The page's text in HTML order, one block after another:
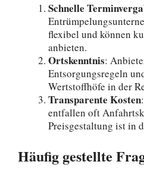
Schnelle
flexibel und können
anbieten.
Ortskenntnis:
Entsorgungsregeln
Wertstoffhöfe in der
Transparente Kosten
entfallen oft
Preisgestaltung ist in
Häufig gestellte